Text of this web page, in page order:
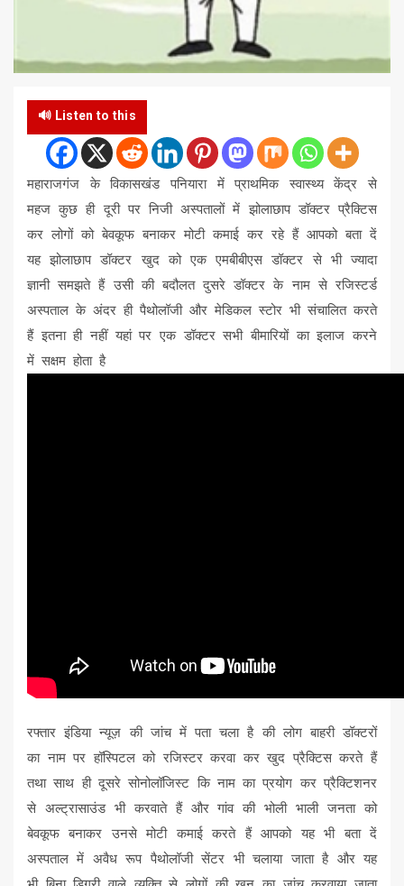
🔊 Listen to this
महाराजगंज के विकासखंड पनियारा में प्राथमिक स्वास्थ्य केंद्र से
महज कुछ ही दूरी पर निजी अस्पतालों में झोलाछाप डॉक्टर प्रैक्टिस
कर लोगों को बेवकूफ बनाकर मोटी कमाई कर रहे हैं आपको बता दें
यह झोलाछाप डॉक्टर खुद को एक एमबीबीएस डॉक्टर से भी ज्यादा
ज्ञानी समझते हैं उसी की बदौलत दुसरे डॉक्टर के नाम से रजिस्टर्ड
अस्पताल के अंदर ही पैथोलॉजी और मेडिकल स्टोर भी संचालित करते
हैं इतना ही नहीं यहां पर एक डॉक्टर सभी बीमारियों का इलाज करने
में सक्षम होता है
रफ्तार इंडिया न्यूज़ की जांच में पता चला है की लोग बाहरी डॉक्टरों
का नाम पर हॉस्पिटल को रजिस्टर करवा कर खुद प्रैक्टिस करते हैं
तथा साथ ही दूसरे सोनोलॉजिस्ट कि नाम का प्रयोग कर प्रैक्टिशनर
से अल्ट्रासाउंड भी करवाते हैं और गांव की भोली भाली जनता को
बेवकूफ बनाकर उनसे मोटी कमाई करते हैं आपको यह भी बता दें
अस्पताल में अवैध रूप पैथोलॉजी सेंटर भी चलाया जाता है और यह